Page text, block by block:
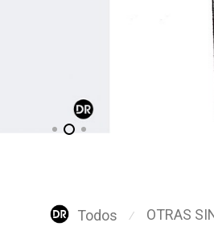
Todos ⁄ OTRAS